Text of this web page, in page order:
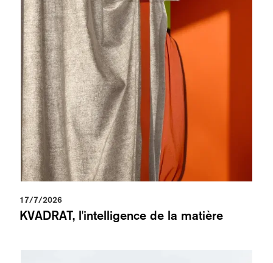
17/7/2026
KVADRAT, l'intelligence de la matière